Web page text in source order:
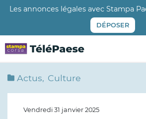
Aller
principal
Les annonces légales avec Stampa
DÉPOSER
Actus Culture
Vendredi 31 janvier 2025